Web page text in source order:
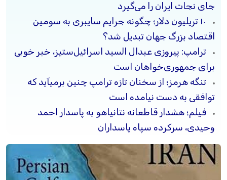
جای نجات ایران را می‌گیرد
۱۰ تریلیون دلار؛ چگونه جرایم سایبری به سومین
اقتصاد بزرگ جهان تبدیل شد؟
ترامپ: پیروزی عبدال السید اسرائیل‌ستیز، خبر خوبی
برای جمهوری‌خواهان است
تنگه هرمز؛ از سخنان تازه ترامپ چنین برمیآید که
توافقی به دست نیامده است
فیلم؛ هشدار قاطعانه نتانیاهو به پاسدار احمد
وحیدی، سرکرده سپاه پاسداران